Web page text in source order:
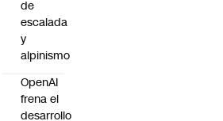
de
escalada
y
alpinismo
OpenAI
frena el
desarrollo